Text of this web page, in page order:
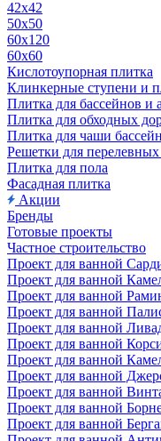
42х42
50х50
60х120
60х60
Кислотоупорная плитка
Клинкерные ступени и
Плитка для бассейнов и
Плитка для обходных
Плитка для чаши
Решетки для перелевных
Плитка для пола
Фасадная плитка
Акции
Бренды
Готовые проекты
Частное строительство
Проект для ванной
Проект для ванной
Проект для ванной
Проект для ванной
Проект для ванной
Проект для ванной
Проект для ванной
Проект для ванной
Проект для ванной
Проект для ванной
Проект для ванной